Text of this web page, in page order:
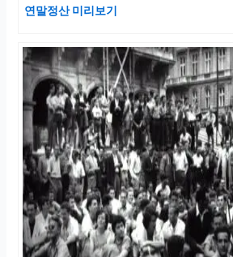
연말정산 미리보기